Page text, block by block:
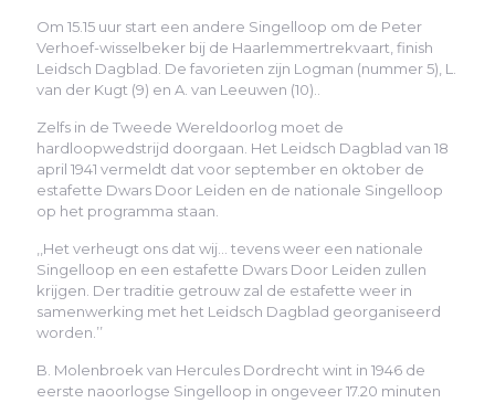
Om 15.15 uur start een andere Singelloop om de Peter
Verhoef-wisselbeker bij de Haarlemmertrekvaart, finish
Leidsch Dagblad. De favorieten zijn Logman (nummer 5), L.
van der Kugt (9) en A. van Leeuwen (10)..
Zelfs in de Tweede Wereldoorlog moet de
hardloopwedstrijd doorgaan. Het Leidsch Dagblad van 18
april 1941 vermeldt dat voor september en oktober de
estafette Dwars Door Leiden en de nationale Singelloop
op het programma staan.
,,Het verheugt ons dat wij… tevens weer een nationale
Singelloop en een estafette Dwars Door Leiden zullen
krijgen. Der traditie getrouw zal de estafette weer in
samenwerking met het Leidsch Dagblad georganiseerd
worden.’’
B. Molenbroek van Hercules Dordrecht wint in 1946 de
eerste naoorlogse Singelloop in ongeveer 17.20 minuten